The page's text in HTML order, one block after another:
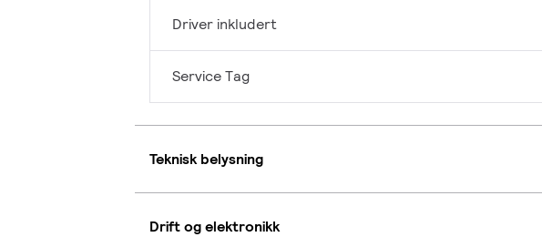
Driver inkludert
Service Tag
Teknisk belysning
Drift og elektronikk